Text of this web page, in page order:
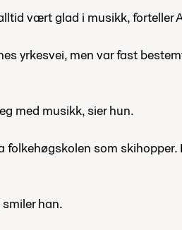
vært glad i musikk, forteller
yrkesvei, men var fast
med musikk, sier hun.
som
han.